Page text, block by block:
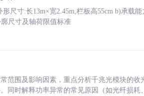
尺寸:长13m×宽2.45m,栏板高55cm b)承载
尺寸及轴荷限值标准
范围及影响因素，重点分析千兆光模块的收
同时解释功率异常的常见原因（如光纤损